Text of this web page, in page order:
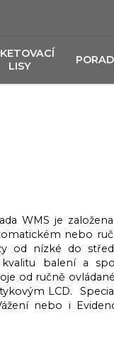
LISY
WMS je
nebo
od nízké do
balení a
od ručně
LCD.
nebo i